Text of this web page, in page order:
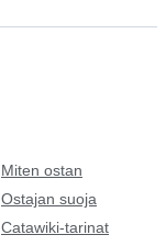
Miten ostan
Ostajan suoja
Catawiki-tarinat